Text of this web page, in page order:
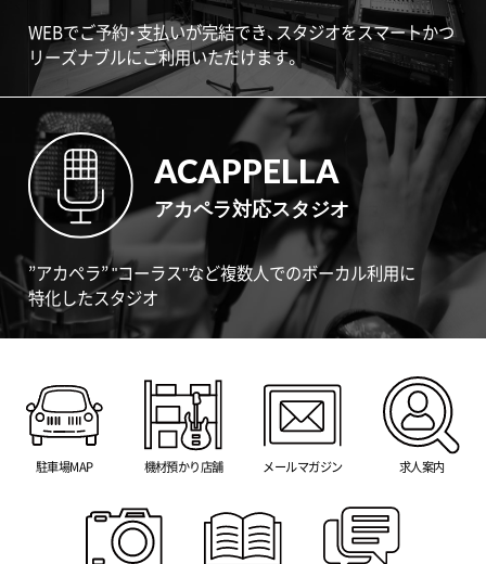
WEBでご予約・支払いが完結でき、スタジオをスマートかつ
リーズナブルにご利用いただけます。
ACAPPELLA
アカペラ対応スタジオ
”アカペラ” "コーラス"など複数人でのボーカル利用に
特化したスタジオ
駐車場MAP 機材預かり店舗 メールマガジン 求人案内